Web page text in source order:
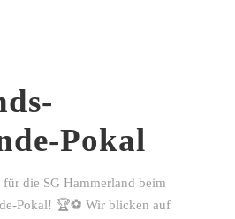
Pokal
für die SG Hammerland beim
Pokal! 🏆⚽ Wir blicken auf